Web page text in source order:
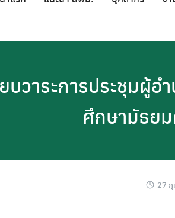
ยบวาระการประชุมผู้
ศึกษามัธย
27